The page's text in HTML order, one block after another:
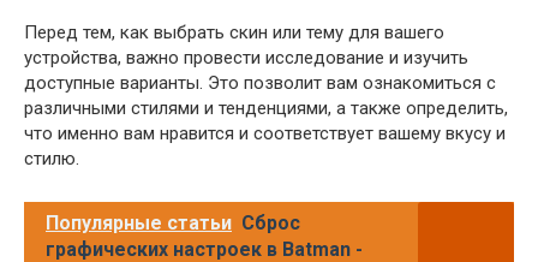
Перед тем, как выбрать скин или тему для вашего
устройства, важно провести исследование и изучить
доступные варианты. Это позволит вам ознакомиться с
различными стилями и тенденциями, а также определить,
что именно вам нравится и соответствует вашему вкусу и
стилю.
Популярные статьи Сброс
графических настроек в Batman -